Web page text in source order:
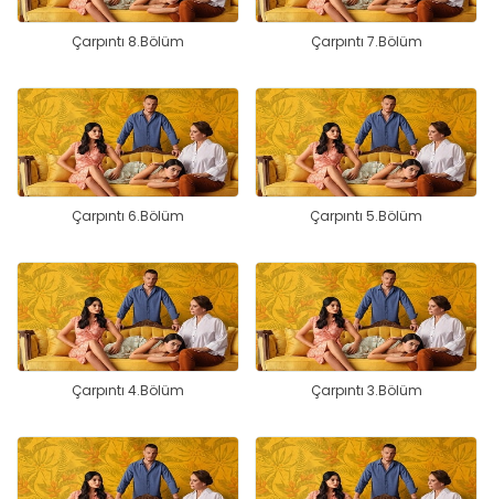
Çarpıntı 8.Bölüm Çarpıntı 7.Bölüm
Çarpıntı 6.Bölüm Çarpıntı 5.Bölüm
Çarpıntı 4.Bölüm Çarpıntı 3.Bölüm